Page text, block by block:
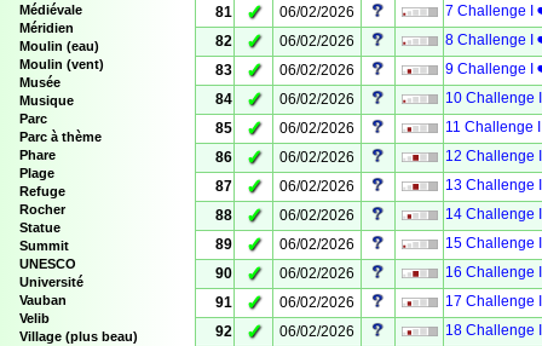
Médiévale
Méridien
Moulin (eau)
Moulin (vent)
Musée
Musique
Parc
Parc à thème
Phare
Plage
Refuge
Rocher
Statue
Summit
UNESCO
Université
Vauban
Velib
Village (plus beau)
81
✓ 06/02/2026
7 Challenge I
82
✓ 06/02/2026
8 Challenge I
83
✓ 06/02/2026
9 Challenge I
84
✓ 06/02/2026
10 Challenge
85
✓ 06/02/2026
11 Challenge
86
✓ 06/02/2026
12 Challenge
87
✓ 06/02/2026
13 Challenge
88
✓ 06/02/2026
14 Challenge
89
✓ 06/02/2026
15 Challenge
90
✓ 06/02/2026
16 Challenge
91
✓ 06/02/2026
17 Challenge
92
✓ 06/02/2026
18 Challenge